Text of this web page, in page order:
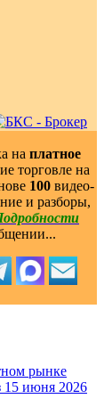
на платное
торговле на
100видео-
и разборы,
рынке
15 июня 2026